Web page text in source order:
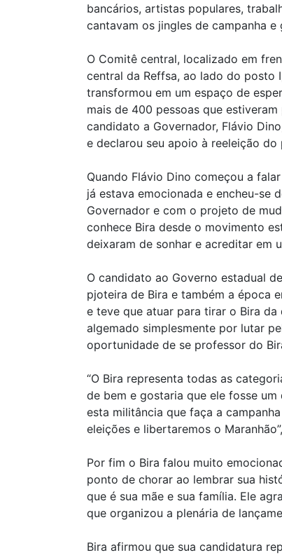
bancários, artistas populares,
cantavam os jingles de campanha
O Comitê central, localizado em
central da Reffsa, ao lado do posto
transformou em um espaço de
mais de 400 pessoas que
candidato a Governador, Flávio
e declarou seu apoio à reeleição do
Quando Flávio Dino começou a
já estava emocionada e encheu-se
Governador e com o projeto de
conhece Bira desde o movimento
deixaram de sonhar e acreditar em
O candidato ao Governo estadual
pjoteira de Bira e também a época
e teve que atuar para tirar o Bira
algemado simplesmente por lutar
oportunidade de se professor do
“O Bira representa todas as
de bem e gostaria que ele fosse
esta militância que faça a
eleições e libertaremos o
Por fim o Bira falou muito
ponto de chorar ao lembrar sua
que é sua mãe e sua família. Ele
que organizou a plenária de
Bira afirmou que sua candidatura